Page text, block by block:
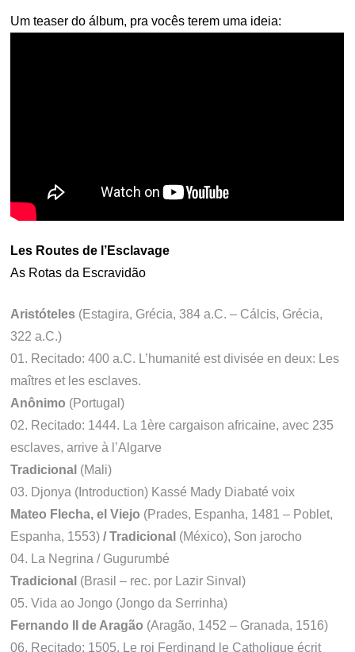
Um teaser do álbum, pra vocês terem uma ideia:
Les Routes de l’Esclavage
As Rotas da Escravidão
Aristóteles (Estagira, Grécia, 384 a.C. – Cálcis, Grécia,
322 a.C.)
01. Recitado: 400 a.C. L’humanité est divisée en deux: Les
maîtres et les esclaves.
Anônimo (Portugal)
02. Recitado: 1444. La 1ère cargaison africaine, avec 235
esclaves, arrive à l’Algarve
Tradicional (Mali)
03. Djonya (Introduction) Kassé Mady Diabaté voix
Mateo Flecha, el Viejo (Prades, Espanha, 1481 – Poblet,
Espanha, 1553) / Tradicional (México), Son jarocho
04. La Negrina / Gugurumbé
Tradicional (Brasil – rec. por Lazir Sinval)
05. Vida ao Jongo (Jongo da Serrinha)
Fernando II de Aragão (Aragão, 1452 – Granada, 1516)
06. Recitado: 1505. Le roi Ferdinand le Catholique écrit